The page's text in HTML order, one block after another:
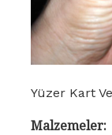
Yüzer Kart
Malzemeler: